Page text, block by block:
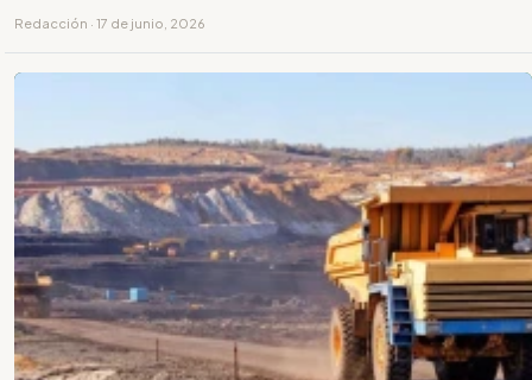
Redacción · 17 de junio, 2026